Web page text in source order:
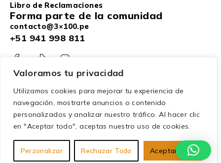
Valoramos tu privacidad
Utilizamos cookies para mejorar tu experiencia de
navegación, mostrarte anuncios o contenido
personalizados y analizar nuestro tráfico. Al hacer clic
en "Aceptar todo", aceptas nuestro uso de cookies.
Perzonalizar Rechazar Todo Aceptar Todo
Libro de Reclamaciones
Forma parte de la comunidad
contacto@3×100.pe
+51 941 998 811